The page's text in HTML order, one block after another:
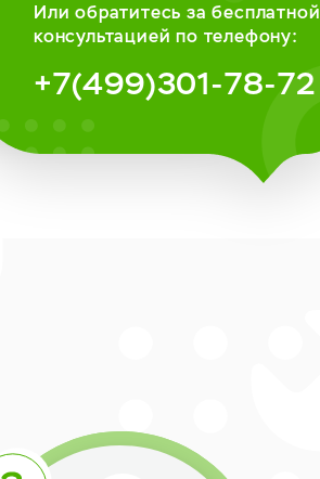
Или обратитесь за бесплатной
консультацией по телефону:
+7(499)301-78-72